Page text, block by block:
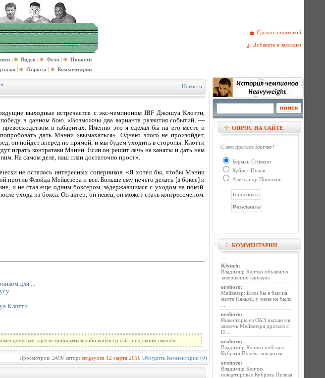
Сделать стартовой
Добавить в закладки
| Видео | Фото |
Новости
| Опросы | Комментарии
Новости
выходные встречается с экс-чемпионом IBF Джошуа Клотти,
победу в данном бою. «Возможны два варианта развития событий, —
в габаритах. Именно это я сделал бы на его месте и
дать Мэнни «вымахаться». Однако этого не произойдет,
он пойдет вперед по прямой, и мы будем уходить в стороны. Клотти
играть контратаки Мэнни. Если он решит лечь на канаты и дать нам
На самом деле, наш план достаточно прост».
не осталось интересных соперников. «Я хотел бы, чтобы Мэнни
против Флойда Мейвезера и все. Больше ему нечего делать [в боксе] и
и не стал еще одним боксером, задержавшимся с уходом на покой.
ухода из бокса. Он актер, он певец, он может стать конгрессменом.
для ...
Клотти
вам зарегистрироваться либо войти на сайт под своим именем.
Просмотров: 2496 автор: sergeyosn 12 марта 2010 Обсудить Комментарии (0)
ОПРОС НА САЙТЕ
С кем драться Кличко?
Берман Стиверн
Кубрат Пулев
Александр Поветкин
КОММЕНТАРИИ
Klyuch:
Владимир Кличко объявил о
завершении карьеры
oroboro:
Мейвезер: Если бы я был на
месте Пакьяо, у меня не было
oroboro:
Инвесторы из ОАЭ пытаются
завлечь Мейвезера драться с
П ...
oroboro:
Владимир Кличко победил
Кубрата Пулева нокаутом
oroboro:
Владимир Кличко
нокаутировал Кубрата Пулева